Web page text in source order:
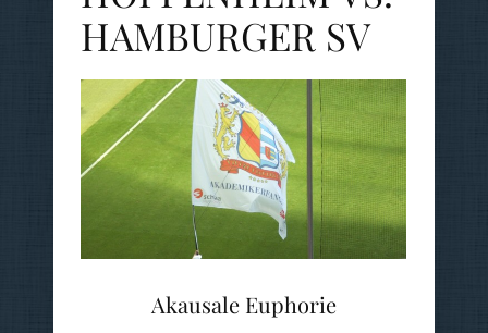
HAMBURGER SV
Akausale Euphorie